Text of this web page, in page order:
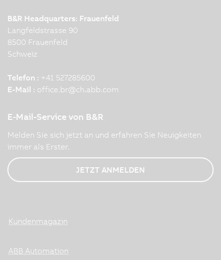
B&R Headquarters: Frauenfeld
Langfeldstrasse 90
8500 Frauenfeld
Schweiz
Telefon : +41 527285600
E-Mail : office.br@ch.abb.com
E-Mail-Service von B&R
Melden Sie sich jetzt an und erfahren Sie Neuigkeiten
immer als Erster.
JETZT ANMELDEN
Kundenmagazin
ABB Automation